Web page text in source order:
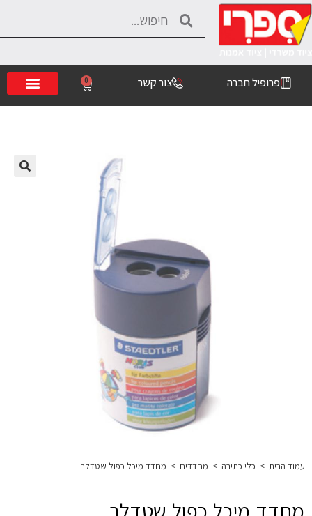
פרופיל חברה צור קשר 0
עמוד הבית > כלי כתיבה > מחדדים > מחדד מיכל כפול שטדלר